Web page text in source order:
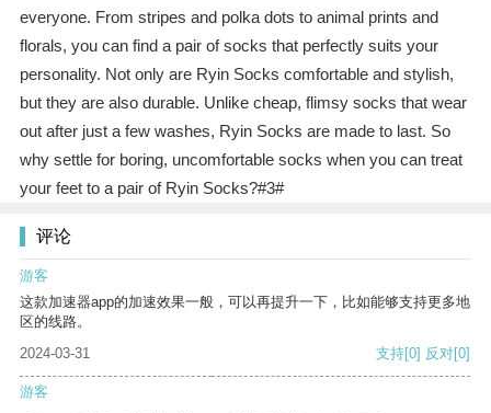
everyone. From stripes and polka dots to animal prints and
florals, you can find a pair of socks that perfectly suits your
personality. Not only are Ryin Socks comfortable and stylish,
but they are also durable. Unlike cheap, flimsy socks that wear
out after just a few washes, Ryin Socks are made to last. So
why settle for boring, uncomfortable socks when you can treat
your feet to a pair of Ryin Socks?#3#
评论
游客
这款加速器app的加速效果一般，可以再提升一下，比如能够支持更多地
区的线路。
2024-03-31
支持[0] 反对[0]
游客